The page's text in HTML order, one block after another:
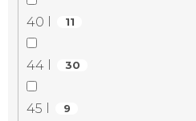
40 l 11
44 l 30
45 l 9